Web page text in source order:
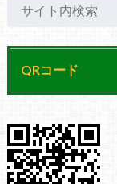
QRコード